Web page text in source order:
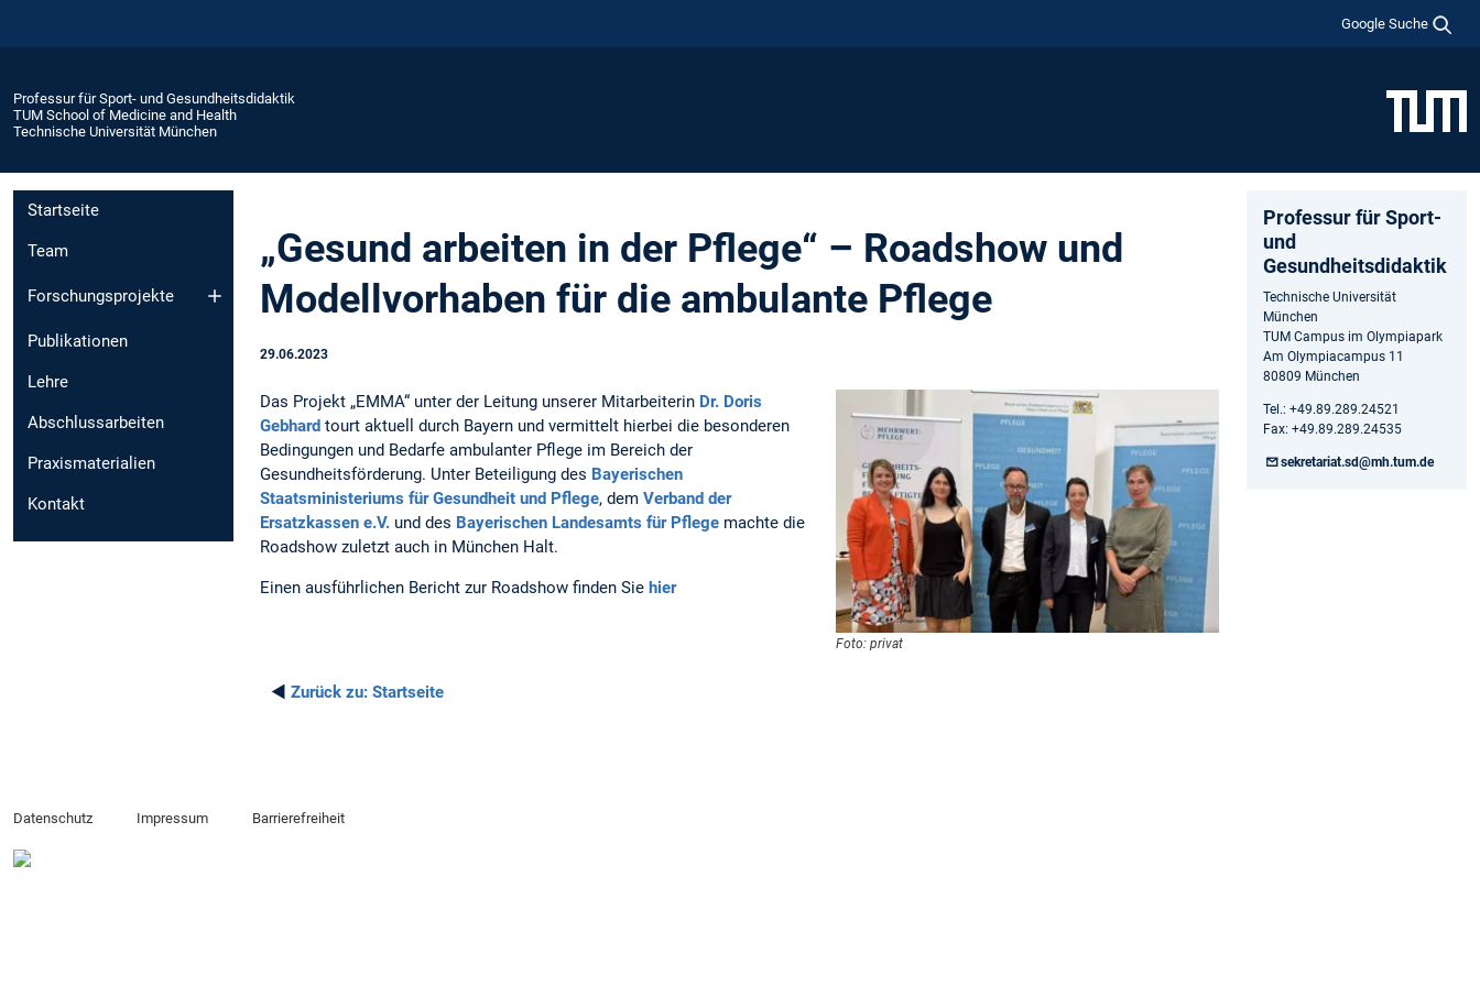
Google Suche
Professur für Sport- und Gesundheitsdidaktik
TUM School of Medicine and Health
Technische Universität München
Startseite
Team
Forschungsprojekte
Publikationen
Lehre
Abschlussarbeiten
Praxismaterialien
Kontakt
„Gesund arbeiten in der Pflege“ – Roadshow und
Modellvorhaben für die ambulante Pflege
29.06.2023
Foto: privat
Das Projekt „EMMA“ unter der Leitung unserer Mitarbeiterin Dr. Doris
Gebhard tourt aktuell durch Bayern und vermittelt hierbei die besonderen
Bedingungen und Bedarfe ambulanter Pflege im Bereich der
Gesundheitsförderung. Unter Beteiligung des Bayerischen
Staatsministeriums für Gesundheit und Pflege, dem Verband der
Ersatzkassen e.V. und des Bayerischen Landesamts für Pflege machte die
Roadshow zuletzt auch in München Halt.
Einen ausführlichen Bericht zur Roadshow finden Sie hier
◄ Zurück zu: Startseite
Professur für Sport-
und
Gesundheitsdidaktik
Technische Universität
München
TUM Campus im Olympiapark
Am Olympiacampus 11
80809 München
Tel.: +49.89.289.24521
Fax: +49.89.289.24535
sekretariat.sd@mh.tum.de
Datenschutz Impressum Barrierefreiheit